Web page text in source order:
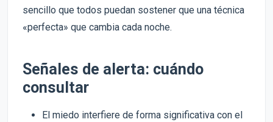
sencillo que todos puedan sostener que una técnica
«perfecta» que cambia cada noche.
Señales de alerta: cuándo
consultar
El miedo interfiere de forma significativa con el